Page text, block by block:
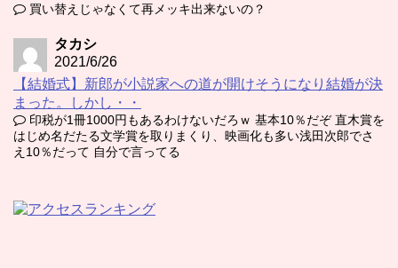
買い替えじゃなくて再メッキ出来ないの？
タカシ
2021/6/26
【結婚式】新郎が小説家への道が開けそうになり結婚が決
まった。しかし・・
印税が1冊1000円もあるわけないだろｗ 基本10％だぞ 直木賞を
はじめ名だたる文学賞を取りまくり、映画化も多い浅田次郎でさ
え10％だって 自分で言ってる